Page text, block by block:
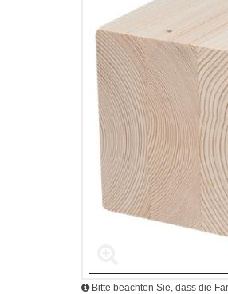
Bitte beachten Sie, dass die